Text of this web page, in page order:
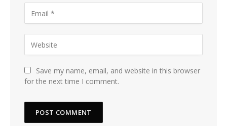
Save my name, email, and website in this browser
for the next time I comment.